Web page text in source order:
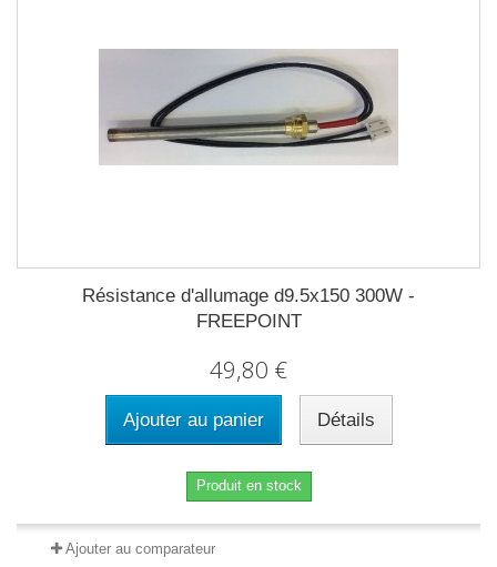
Résistance d'allumage d9.5x150 300W -
FREEPOINT
49,80 €
Ajouter au panier Détails
Produit en stock
Ajouter au comparateur